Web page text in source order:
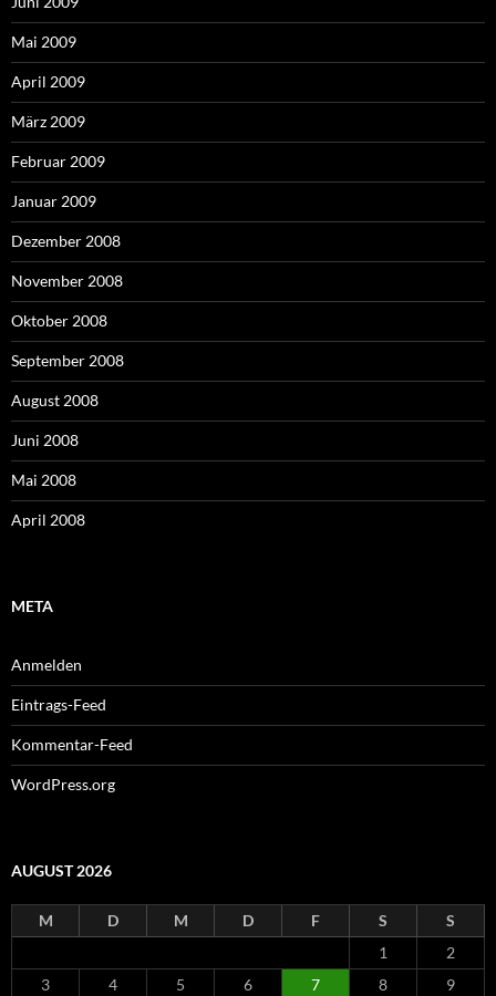
Mai 2009
April 2009
März 2009
Februar 2009
Januar 2009
Dezember 2008
November 2008
Oktober 2008
September 2008
August 2008
Juni 2008
Mai 2008
April 2008
META
Anmelden
Eintrags-Feed
Kommentar-Feed
WordPress.org
AUGUST 2026
M D M D F S
S
1
2
3
4 5 6 7 8 9